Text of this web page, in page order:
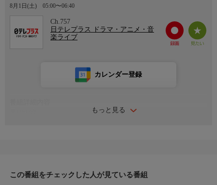
8月1日(土) 05:00〜06:40
Ch.757
日テレプラス ドラマ・アニメ・音
楽ライブ
もっと見る
カレンダー登録
ワカメはグズ六に、カースケやオメダのことを尋ねるが、もう何
この番組をチェックした人が見ている番組